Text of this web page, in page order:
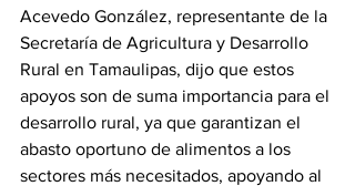
Acevedo González, representante de la
Secretaría de Agricultura y Desarrollo
Rural en Tamaulipas, dijo que estos
apoyos son de suma importancia para el
desarrollo rural, ya que garantizan el
abasto oportuno de alimentos a los
sectores más necesitados, apoyando al